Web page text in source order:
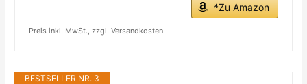
*Zu Amazon
Preis inkl. MwSt., zzgl. Versandkosten
BESTSELLER NR. 3